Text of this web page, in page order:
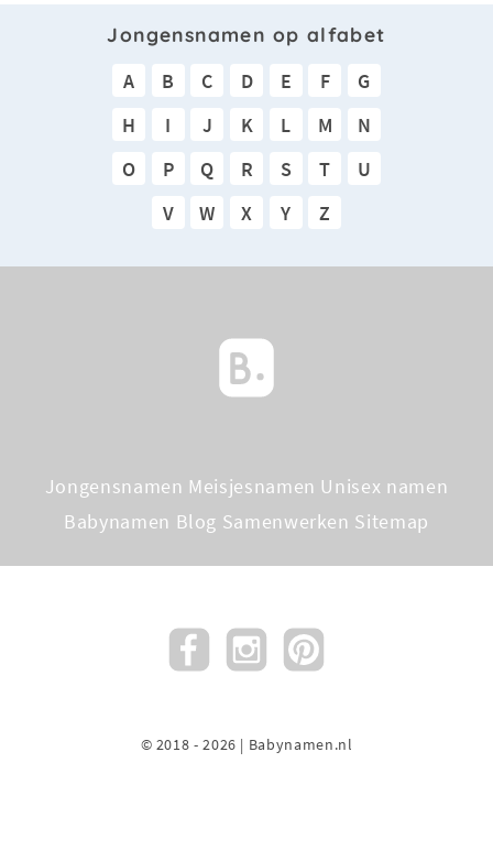
Jongensnamen op alfabet
A B C D E F
G
H
I J K L M
N
O
P Q R S T
U
V
W X Y Z
Jongensnamen Meisjesnamen Unisex namen
Babynamen Blog Samenwerken Sitemap
© 2018 - 2026 | Babynamen.nl